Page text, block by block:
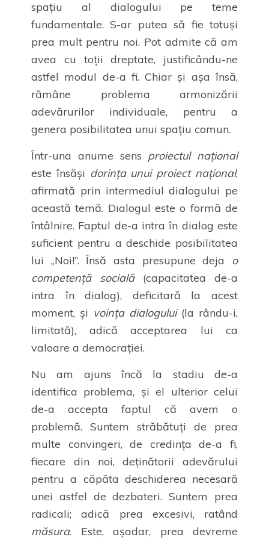
spațiu al dialogului pe teme
fundamentale. S-ar putea să fie totuși
prea mult pentru noi. Pot admite că am
avea cu toții dreptate, justificându-ne
astfel modul de-a fi. Chiar și așa însă,
rămâne problema armonizării
adevărurilor individuale, pentru a
genera posibilitatea unui spațiu comun.
Într-una anume sens proiectul național
este însăși dorința unui proiect național,
afirmată prin intermediul dialogului pe
această temă. Dialogul este o formă de
întâlnire. Faptul de-a intra în dialog este
suficient pentru a deschide posibilitatea
lui „Noi!”. Însă asta presupune deja o
competență socială(capacitatea de-a
intra în dialog), deficitară la acest
moment, și voința dialogului(la rându-i,
limitată), adică acceptarea lui ca
valoare a democrației.
Nu am ajuns încă la stadiu de-a
identifica problema, și el ulterior celui
de-a accepta faptul că avem o
problemă. Suntem străbătuți de prea
multe convingeri, de credința de-a fi,
fiecare din noi, deținătorii adevărului
pentru a căpăta deschiderea necesară
unei astfel de dezbateri. Suntem prea
radicali; adică prea excesivi, ratând
măsura. Este, așadar, prea devreme